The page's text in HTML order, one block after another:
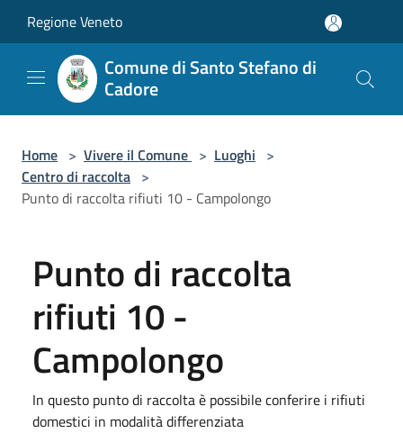
Regione Veneto
Comune di Santo Stefano di
Cadore
Home > Vivere il Comune > Luoghi >
Centro di raccolta >
Punto di raccolta rifiuti 10 - Campolongo
Punto di raccolta
rifiuti 10 -
Campolongo
In questo punto di raccolta è possibile conferire i rifiuti
domestici in modalità differenziata